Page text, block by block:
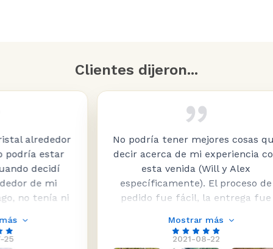
Clientes dijeron...
estar
mi
ni
tan
2021-08-22
No podría tener mejores cosas que
decir acerca de mi experiencia con
esta venida (Will y Alex
específicamente). El proceso de
pedido fue fácil, la entrega fue
era cerca de 2500 libras de vidrio,
para una barandilla de 135 pies), y
Mostrar más